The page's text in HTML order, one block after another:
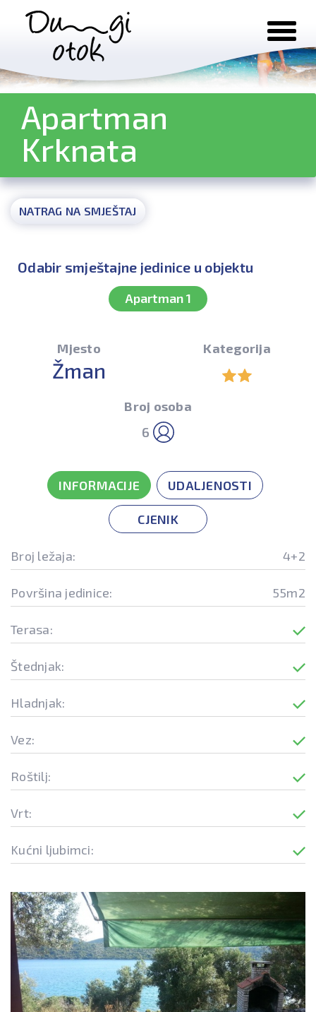
Preskoči na sadržaj
Apartman
Krknata
NATRAG NA SMJEŠTAJ
Odabir smještajne jedinice u objektu
Apartman 1
Mjesto
Žman
Kategorija
Broj osoba
6
INFORMACIJE UDALJENOSTI
CJENIK
Broj ležaja: 4+2
Površina jedinice: 55m2
Terasa:
Štednjak:
Hladnjak:
Vez:
Roštilj:
Vrt:
Kućni ljubimci: